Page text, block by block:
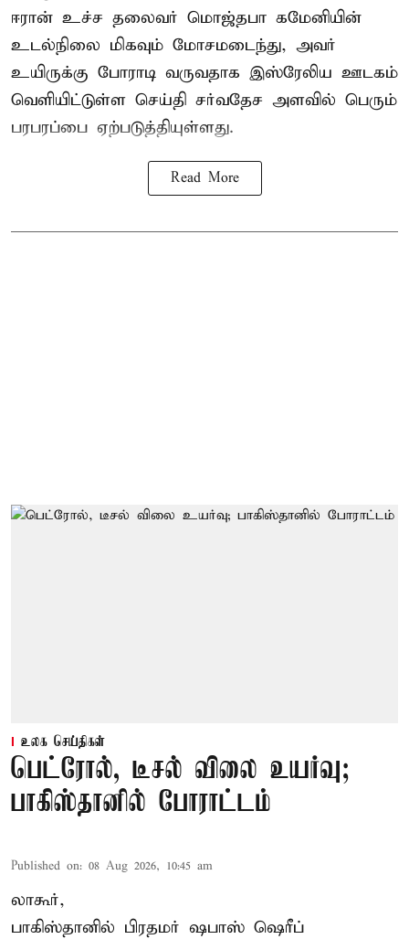
ஈரான் உச்ச தலைவர் மொஜ்தபா கமேனியின்
உடல்நிலை மிகவும் மோசமடைந்து, அவர்
உயிருக்கு போராடி வருவதாக இஸ்ரேலிய ஊடகம்
வெளியிட்டுள்ள செய்தி சர்வதேச அளவில் பெரும்
பரபரப்பை ஏற்படுத்தியுள்ளது.
Read More
உலக செய்திகள்
பெட்ரோல், டீசல் விலை உயர்வு;
பாகிஸ்தானில் போராட்டம்
Published on: 08 Aug 2026, 10:45 am
லாகூர்,
பாகிஸ்தானில் பிரதமர் ஷபாஸ் ஷெரீப்